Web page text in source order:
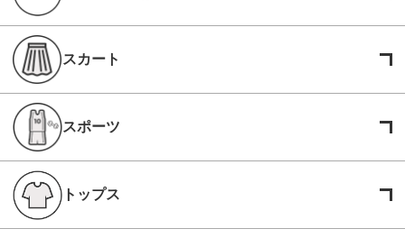
スカート
スポーツ
トップス